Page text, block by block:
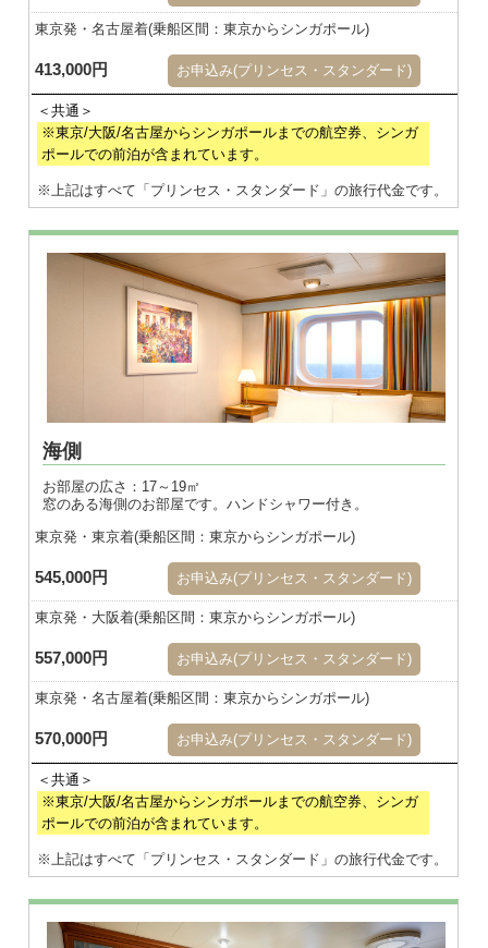
東京発・名古屋着(乗船区間：東京からシンガポール)
413,000円 お申込み(プリンセス・スタンダード)
※東京/大阪/名古屋からシンガポールまでの航空券、シンガ
ポールでの前泊が含まれています。
※上記はすべて「プリンセス・スタンダード」の旅行代金です。
※画像はダブル
海側
お部屋の広さ：17～19㎡
窓のある海側のお部屋です。ハンドシャワー付き。
東京発・東京着(乗船区間：東京からシンガポール)
545,000円 お申込み(プリンセス・スタンダード)
東京発・大阪着(乗船区間：東京からシンガポール)
557,000円 お申込み(プリンセス・スタンダード)
東京発・名古屋着(乗船区間：東京からシンガポール)
570,000円 お申込み(プリンセス・スタンダード)
※東京/大阪/名古屋からシンガポールまでの航空券、シンガ
ポールでの前泊が含まれています。
※上記はすべて「プリンセス・スタンダード」の旅行代金です。